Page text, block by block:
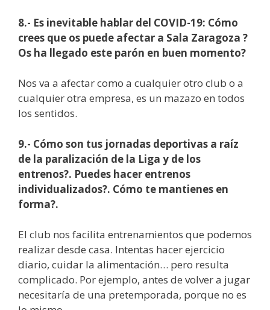
8.- Es inevitable hablar del COVID-19: Cómo
crees que os puede afectar a Sala Zaragoza ?
Os ha llegado este parón en buen momento?
Nos va a afectar como a cualquier otro club o a
cualquier otra empresa, es un mazazo en todos
los sentidos.
9.- Cómo son tus jornadas deportivas a raíz
de la paralización de la Liga y de los
entrenos?. Puedes hacer entrenos
individualizados?. Cómo te mantienes en
forma?.
El club nos facilita entrenamientos que podemos
realizar desde casa. Intentas hacer ejercicio
diario, cuidar la alimentación… pero resulta
complicado. Por ejemplo, antes de volver a jugar
necesitaría de una pretemporada, porque no es